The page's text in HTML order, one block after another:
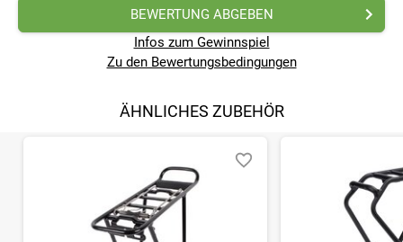
BEWERTUNG ABGEBEN
Infos zum Gewinnspiel
Zu den Bewertungsbedingungen
ÄHNLICHES ZUBEHÖR